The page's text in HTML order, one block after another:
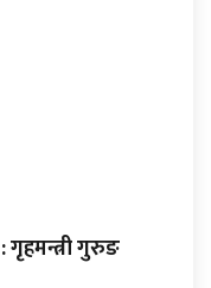
गृहमन्त्री गुरुङ